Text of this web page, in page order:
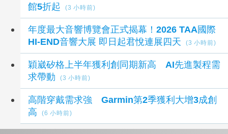
館5折起
(3 小時前)
年度最大音響博覽會正式揭幕！2026 TAA國際
HI-END音響大展 即日起君悅連展四天
(3 小時前)
穎崴矽格上半年獲利創同期新高 AI先進製程需
求帶動
(3 小時前)
高階穿戴需求強 Garmin第2季獲利大增3成創
高
(6 小時前)